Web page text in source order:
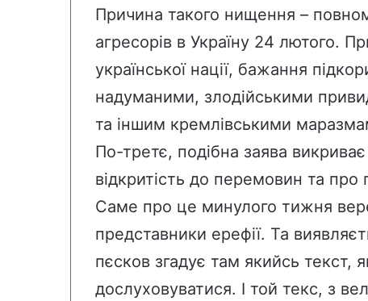
Причина такого нищення –
агресорів в Україну 24 лютого.
української нації, бажання
надуманими, злодійськими
та іншим кремлівськими
По-третє, подібна заява
відкритість до перемовин та
Саме про це минулого тижня
представники ерефії. Та
пєсков згадує там якийсь текст,
дослуховуватися. І той текс, з